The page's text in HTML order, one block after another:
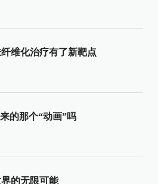
维化治疗有了新靶点
的那个“动画”吗
的无限可能